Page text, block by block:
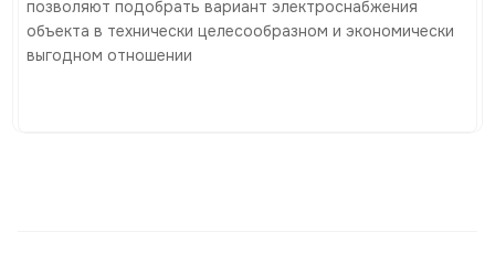
позволяют подобрать вариант электроснабжения
объекта в технически целесообразном и экономически
выгодном отношении